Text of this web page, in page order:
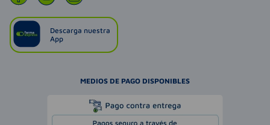
Descarga nuestra
App
MEDIOS DE PAGO DISPONIBLES